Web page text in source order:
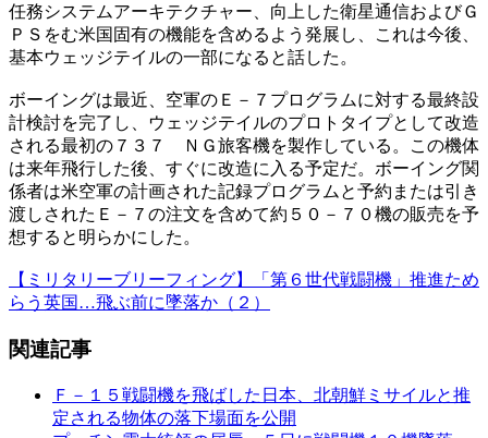
任務システムアーキテクチャー、向上した衛星通信およびＧ
ＰＳをむ米国固有の機能を含めるよう発展し、これは今後、
基本ウェッジテイルの一部になると話した。
ボーイングは最近、空軍のＥ－７プログラムに対する最終設
計検討を完了し、ウェッジテイルのプロトタイプとして改造
される最初の７３７ ＮＧ旅客機を製作している。この機体
は来年飛行した後、すぐに改造に入る予定だ。ボーイング関
係者は米空軍の計画された記録プログラムと予約または引き
渡しされたＥ－７の注文を含めて約５０－７０機の販売を予
想すると明らかにした。
【ミリタリーブリーフィング】「第６世代戦闘機」推進ため
らう英国…飛ぶ前に墜落か（２）
関連記事
Ｆ－１５戦闘機を飛ばした日本、北朝鮮ミサイルと推
定される物体の落下場面を公開